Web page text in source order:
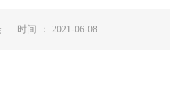
时间 ： 2021-06-08